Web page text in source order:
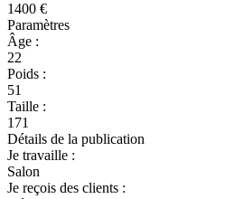
1400 €
Paramètres
Âge :
22
Poids :
51
Taille :
171
Détails de la publication
Je travaille :
Salon
Je reçois des clients :